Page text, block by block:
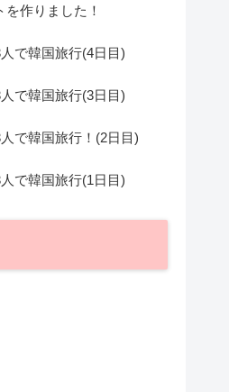
作りました！
で韓国旅行(4日目)
で韓国旅行(3日目)
人で韓国旅行！(2日目)
で韓国旅行(1日目)